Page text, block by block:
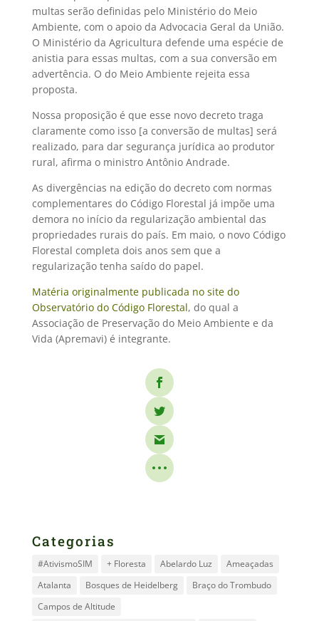
multas serão definidas pelo Ministério do Meio
Ambiente, com o apoio da Advocacia Geral da União.
O Ministério da Agricultura defende uma espécie de
anistia para essas multas, com a sua conversão em
advertência. O do Meio Ambiente rejeita essa
proposta.
Nossa proposição é que esse novo decreto traga
claramente como isso [a conversão de multas] será
realizado, para dar segurança jurídica ao produtor
rural, afirma o ministro Antônio Andrade.
As divergências na edição do decreto com normas
complementares do Código Florestal já impõe uma
demora no início da regularização ambiental das
propriedades rurais do país. Em maio, o novo Código
Florestal completa dois anos sem que a
regularização tenha saído do papel.
Matéria originalmente publicada no site do
Observatório do Código Florestal, do qual a
Associação de Preservação do Meio Ambiente e da
Vida (Apremavi) é integrante.
Categorias
#AtivismoSIM + Floresta Abelardo Luz
Ameaçadas
Atalanta
Bosques de Heidelberg
Braço do Trombudo
Campos de Altitude